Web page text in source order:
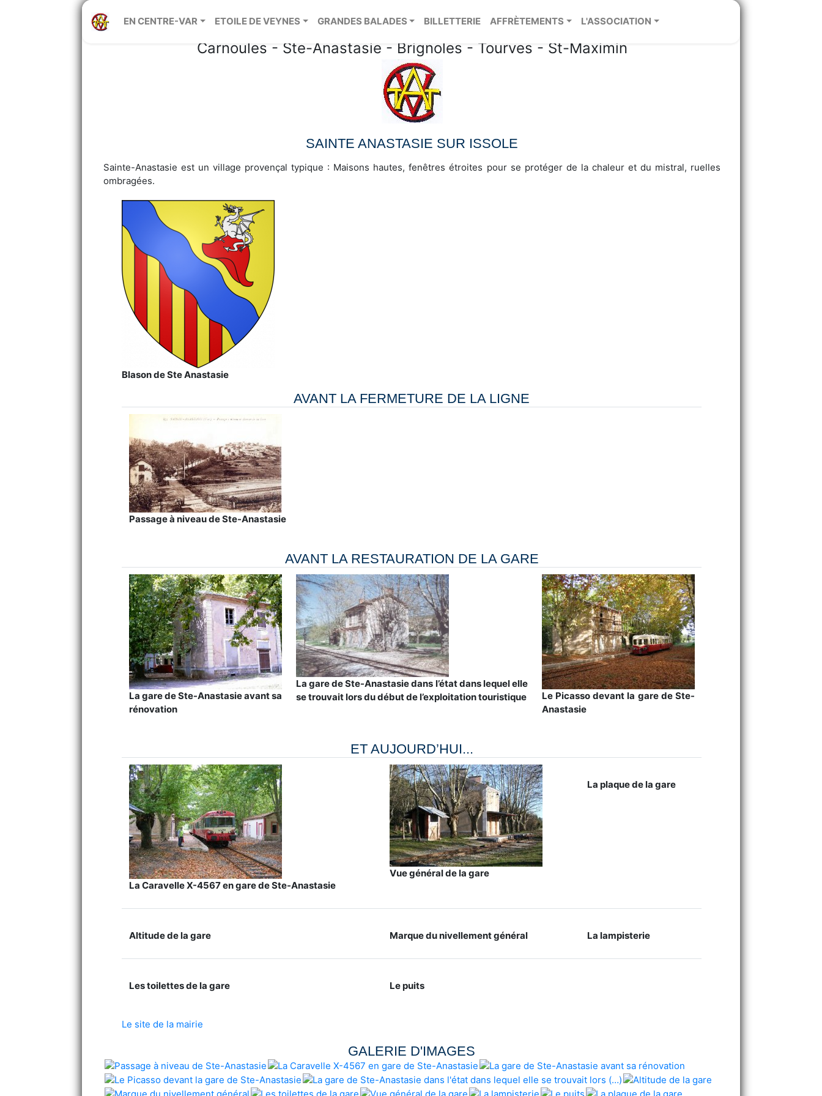
EN CENTRE-VAR ETOILE DE VEYNES GRANDES BALADES BILLETTERIE AFFRÈTEMENTS L'ASSOCIATION
Train touristique du Centre-Var
Carnoules - Ste-Anastasie - Brignoles - Tourves - St-Maximin
SAINTE ANASTASIE SUR ISSOLE
Sainte-Anastasie est un village provençal typique : Maisons hautes, fenêtres étroites pour se protéger de la chaleur et du mistral, ruelles
ombragées.
Blason de Ste Anastasie
AVANT LA FERMETURE DE LA LIGNE
Passage à niveau de Ste-Anastasie
AVANT LA RESTAURATION DE LA GARE
La gare de Ste-Anastasie avant sa
rénovation
La gare de Ste-Anastasie dans l’état dans lequel elle
se trouvait lors du début de l’exploitation touristique
Le Picasso devant la gare de Ste-
Anastasie
ET AUJOURD’HUI...
La Caravelle X-4567 en gare de Ste-Anastasie
Vue général de la gare
La plaque de la gare
Altitude de la gare Marque du nivellement général La lampisterie
Les toilettes de la gare Le puits
Le site de la mairie
GALERIE D'IMAGES